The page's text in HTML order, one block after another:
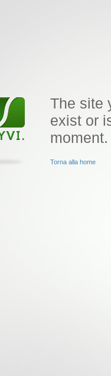
The site
exist or
moment.
Torna alla home